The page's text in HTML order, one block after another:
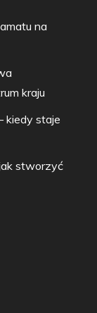
na
kraju
kiedy staje
stworzyć